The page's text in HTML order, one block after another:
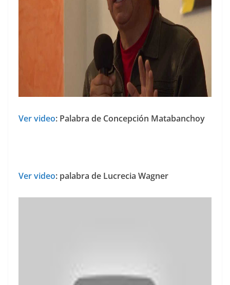
Ver video: Palabra de Concepción Matabanchoy
Ver video: palabra de Lucrecia Wagner